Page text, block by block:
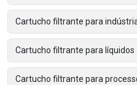
Cartucho filtrante para
Cartucho filtrante para líquidos
Cartucho filtrante para